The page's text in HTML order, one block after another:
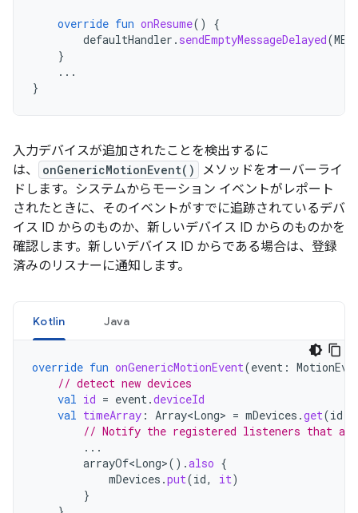
override fun onResume()
{
defaultHandler . sendEmptyMessageDelayed(
}
...
}
入力デバイスが追加されたことを検出するに
は、
onGenericMotionEvent()
メソッドをオーバーライ
ドします。システムからモーション イベントがレポート
されたときに、そのイベントがすでに追跡されているデバ
イス ID からのものか、新しいデバイス ID からのものかを
確認します。新しいデバイス ID からである場合は、登録
済みのリスナーに通知します。
Kotlin Java
override fun onGenericMotionEvent(event :
// detect new devices
val id = event.deviceId
val timeArray : Array<Long> = mDevices .get(id
// Notify the registered listeners that a
...
arrayOf<Long>().also {
mDevices .put(id, it)
}